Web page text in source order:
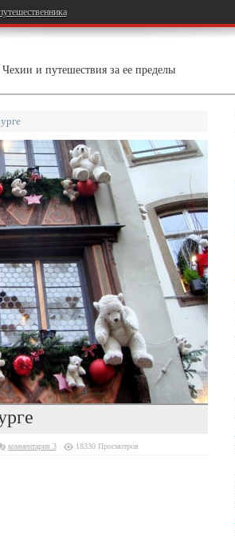
и путешествия за ее пределы
комментария 3 18330 Просмотров